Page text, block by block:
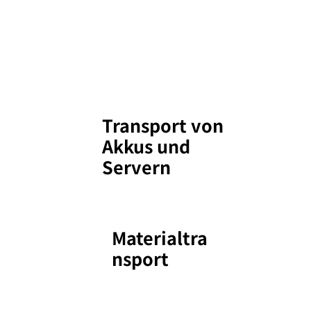
​Transport von
Akkus und
Servern
Materialtra
nsport